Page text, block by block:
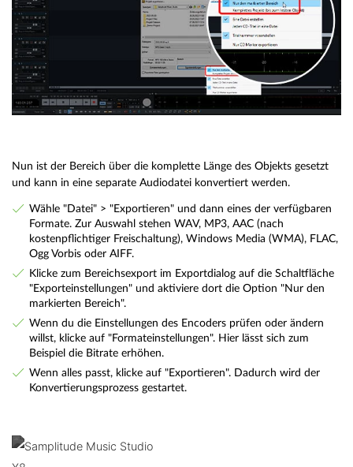
Nun ist der Bereich über die komplette Länge des Objekts gesetzt
und kann in eine separate Audiodatei konvertiert werden.
Wähle "Datei" > "Exportieren" und dann eines der verfügbaren
Formate. Zur Auswahl stehen WAV, MP3, AAC (nach
kostenpflichtiger Freischaltung), Windows Media (WMA), FLAC,
Ogg Vorbis oder AIFF.
Klicke zum Bereichsexport im Exportdialog auf die Schaltfläche
"Exporteinstellungen" und aktiviere dort die Option "Nur den
markierten Bereich".
Wenn du die Einstellungen des Encoders prüfen oder ändern
willst, klicke auf "Formateinstellungen". Hier lässt sich zum
Beispiel die Bitrate erhöhen.
Wenn alles passt, klicke auf "Exportieren". Dadurch wird der
Konvertierungsprozess gestartet.